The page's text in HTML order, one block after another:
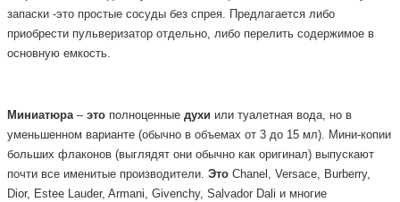
запаски -это простые сосуды без спрея. Предлагается либо
приобрести пульверизатор отдельно, либо перелить содержимое в
основную емкость.
Миниатюра – это полноценные духи или туалетная вода, но в
уменьшенном варианте (обычно в объемах от 3 до 15 мл). Мини-копии
больших флаконов (выглядят они обычно как оригинал) выпускают
почти все именитые производители. Это Chanel, Versace, Burberry,
Dior, Estee Lauder, Armani, Givenchy, Salvador Dali и многие